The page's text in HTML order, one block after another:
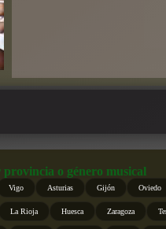
o género musical
Vigo Asturias Gijón Oviedo
La Rioja Huesca Zaragoza